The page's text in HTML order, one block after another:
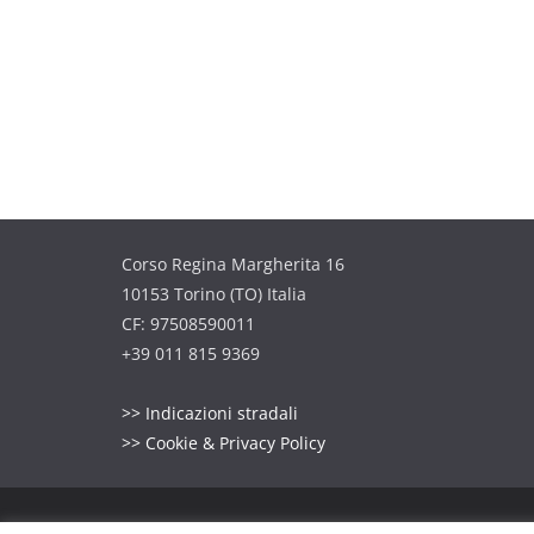
Corso Regina Margherita 16
10153 Torino (TO) Italia
CF: 97508590011
+39 011 815 9369
>> Indicazioni stradali
>> Cookie & Privacy Policy